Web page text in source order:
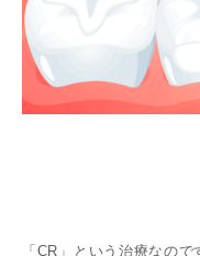
「CR」という治療なの